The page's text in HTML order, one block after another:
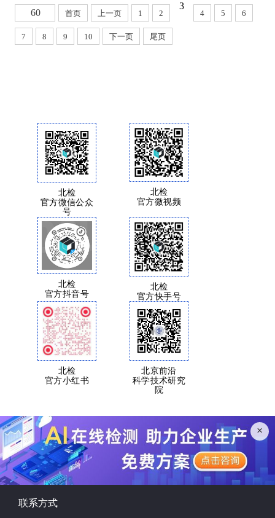
60 首页 上一页 1 2
3
4 5 6
7 8 9 10 下一页 尾页
北检
官方微信公众
号
北检
官方微视频
北检
官方抖音号
北检
官方快手号
北检
官方小红书
北京前沿
科学技术研究
院
×
联系方式